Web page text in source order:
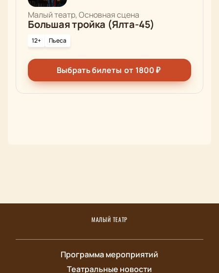
Малый театр, Основная сцена
Большая тройка (Ялта-45)
12+ Пьеса
Выбрать билеты от 1800₽
МАЛЫЙ ТЕАТР
Программа мероприятий
Театральные новости